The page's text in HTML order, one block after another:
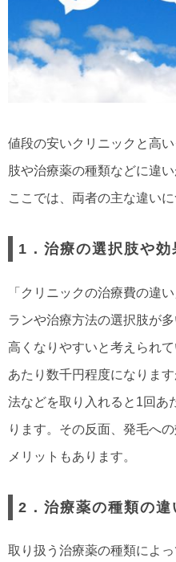
値段の安いクリニックと高
肢や治療薬の種類などに違
ここでは、両者の主な違いに
1．治療の選択肢や効
「クリニックの治療費の違
ランや治療方法の選択肢が
高くなりやすいと考えられ
あたり数千円程度になりま
法などを取り入れると1回あ
ります。その反面、発毛へ
メリットもあります。
2．治療薬の種類の違
取り扱う治療薬の種類によ